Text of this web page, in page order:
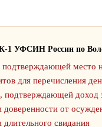
УФСИН России по
подтверждающей место
для перечисления
подтверждающей доход
доверенности от
длительного свидания